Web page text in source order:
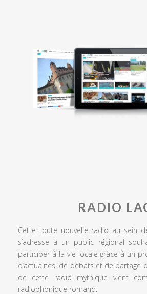
RADIO
Cette toute nouvelle radio au sein
s’adresse à un public régional
participer à la vie locale grâce à un
d’actualités, de débats et de partage
de cette radio mythique vient
radiophonique romand.